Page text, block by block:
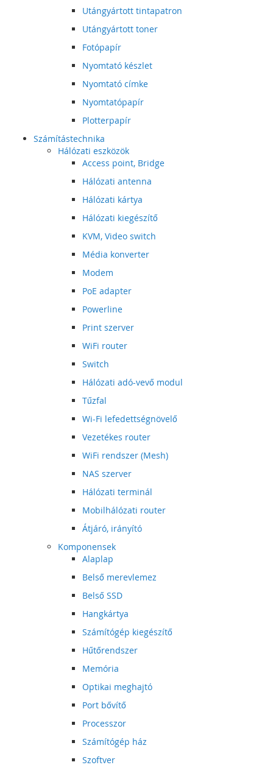
Utángyártott tintapatron
Utángyártott toner
Fotópapír
Nyomtató készlet
Nyomtató címke
Nyomtatópapír
Plotterpapír
Számítástechnika
Hálózati eszközök
Access point, Bridge
Hálózati antenna
Hálózati kártya
Hálózati kiegészítő
KVM, Video switch
Média konverter
Modem
PoE adapter
Powerline
Print szerver
WiFi router
Switch
Hálózati adó-vevő modul
Tűzfal
Wi-Fi lefedettségnövelő
Vezetékes router
WiFi rendszer (Mesh)
NAS szerver
Hálózati terminál
Mobilhálózati router
Átjáró, irányító
Komponensek
Alaplap
Belső merevlemez
Belső SSD
Hangkártya
Számítógép kiegészítő
Hűtőrendszer
Memória
Optikai meghajtó
Port bővítő
Processzor
Számítógép ház
Szoftver